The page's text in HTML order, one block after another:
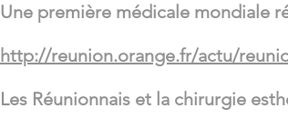
Une première médicale mondiale
http://reunion.orange.fr/actu/
Les Réunionnais et la chirurgie